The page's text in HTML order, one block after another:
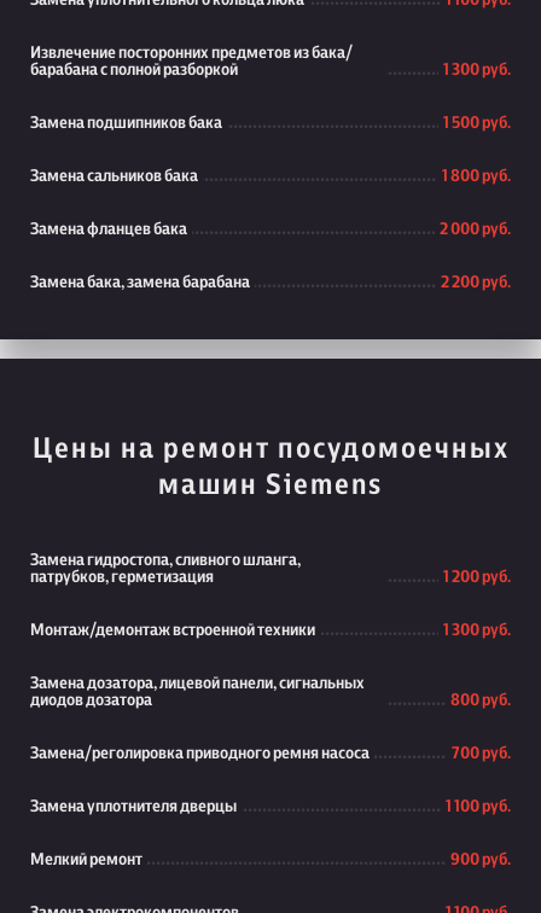
Извлечение посторонних предметов из бака/
барабана с полной разборкой
1 300 руб.
Замена подшипников бака 1 500 руб.
Замена сальников бака 1 800 руб.
Замена фланцев бака 2 000 руб.
Замена бака, замена барабана 2 200 руб.
Цены на ремонт посудомоечных
машин Siemens
Замена гидростопа, сливного шланга,
патрубков, герметизация
1 200 руб.
Монтаж/демонтаж встроенной техники 1 300 руб.
Замена дозатора, лицевой панели, сигнальных
диодов дозатора
800 руб.
Замена/реголировка приводного ремня насоса 700 руб.
Замена уплотнителя дверцы 1 100 руб.
Мелкий ремонт 900 руб.